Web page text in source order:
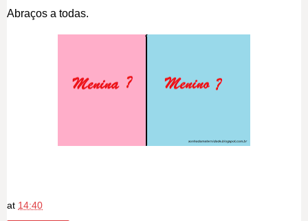
Abraços a todas.
at 14:40